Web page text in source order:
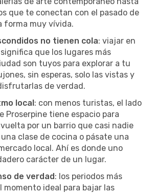
que te conectan con el pasado de
forma muy vívida.
no tienen cola: viajar en
que los lugares más
son tuyos para explorar a tu
sin esperas, solo las vistas y
de verdad.
local: con menos turistas, el lado
Proserpine tiene espacio para
por un barrio que casi nadie
clase de cocina o pásate una
local. Ahí es donde uno
carácter de un lugar.
de verdad: los periodos más
momento ideal para bajar las